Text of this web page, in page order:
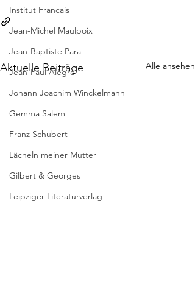
Institut Francais
Jean-Michel Maulpoix
Jean-Baptiste Para
Jean-Paul Alègre
Johann Joachim Winckelmann
Gemma Salem
Franz Schubert
Lächeln meiner Mutter
Gilbert & Georges
Leipziger Literaturverlag
Aktuelle Beiträge Alle ansehen